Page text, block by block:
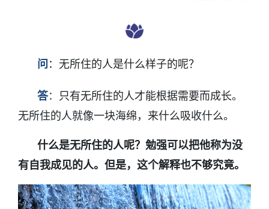
问 ：无所住的人是什么样子的呢？
答： 只有无所住的人才能根据需要而成长。
无所住的人就像一块海绵，来什么吸收什么。
什么是无所住的人呢？勉强可以把他称为没
有自我成见的人。但是，这个解释也不够究竟。